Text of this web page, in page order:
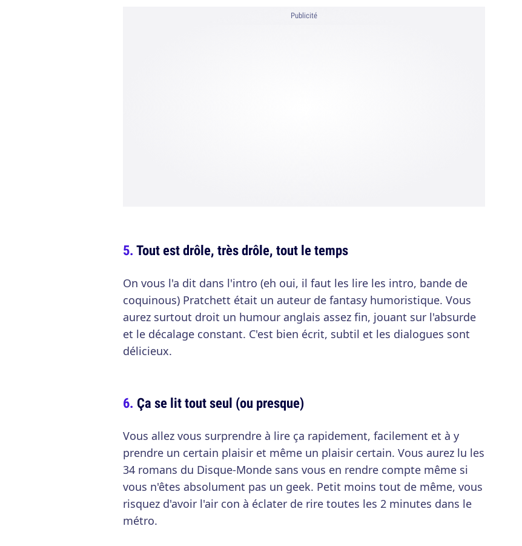
Publicité
Tout est drôle, très drôle, tout le temps
On vous l'a dit dans l'intro (eh oui, il faut les lire les intro, bande de
coquinous) Pratchett était un auteur de fantasy humoristique. Vous
aurez surtout droit un humour anglais assez fin, jouant sur l'absurde
et le décalage constant. C'est bien écrit, subtil et les dialogues sont
délicieux.
Ça se lit tout seul (ou presque)
Vous allez vous surprendre à lire ça rapidement, facilement et à y
prendre un certain plaisir et même un plaisir certain. Vous aurez lu les
34 romans du Disque-Monde sans vous en rendre compte même si
vous n'êtes absolument pas un geek. Petit moins tout de même, vous
risquez d'avoir l'air con à éclater de rire toutes les 2 minutes dans le
métro.